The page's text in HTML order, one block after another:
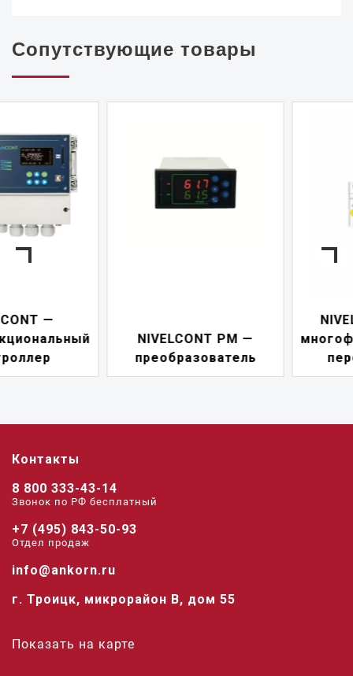
Сопутствующие товары
NIVELCONT PM —
преобразователь
NIVELCONT PKK —
переключатель
Контакты
8 800 333-43-14
Звонок по РФ беcплатный
+7 (495) 843-50-93
Отдел продаж
info@ankorn.ru
г. Троицк, микрорайон В, дом 55
Показать на карте